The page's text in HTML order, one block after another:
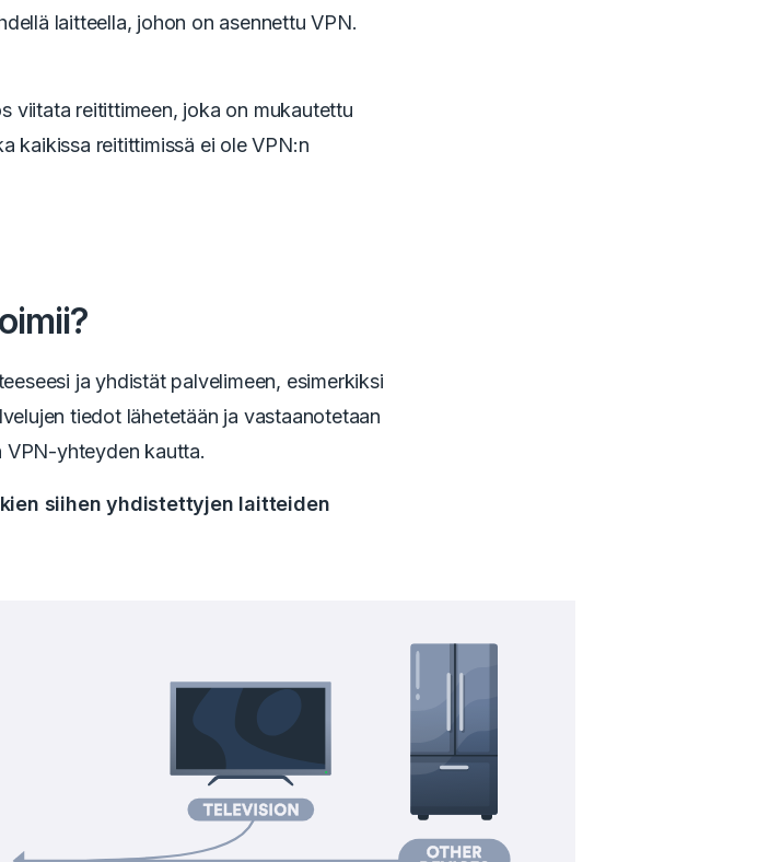
laitteella, johon on asennettu VPN.
viitata reitittimeen, joka on mukautettu
kaikissa reitittimissä ei ole VPN:n
ja yhdistät palvelimeen, esimerkiksi
tiedot lähetetään ja vastaanotetaan
VPN-yhteyden kautta.
siihen yhdistettyjen laitteiden